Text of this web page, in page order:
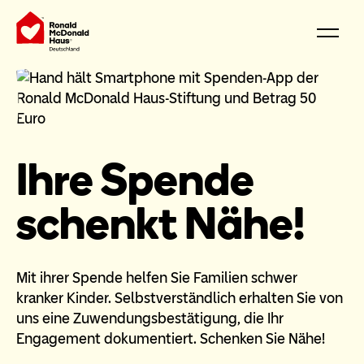
Ihre Spende
schenkt Nähe!
Mit ihrer Spende helfen Sie Familien schwer
kranker Kinder. Selbstverständlich erhalten Sie von
uns eine Zuwendungsbestätigung, die Ihr
Engagement dokumentiert. Schenken Sie Nähe!